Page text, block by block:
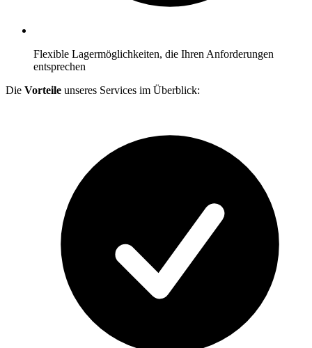
Flexible Lagermöglichkeiten, die Ihren Anforderungen
entsprechen
Die Vorteile unseres Services im Überblick: